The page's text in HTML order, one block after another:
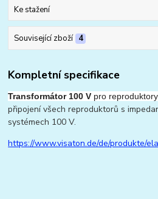
Ke stažení
Související zboží 4
Kompletní specifikace
Transformátor 100 V pro
připojení všech reproduktorů s
systémech 100 V.
https://www.visaton.de/de/produkte/